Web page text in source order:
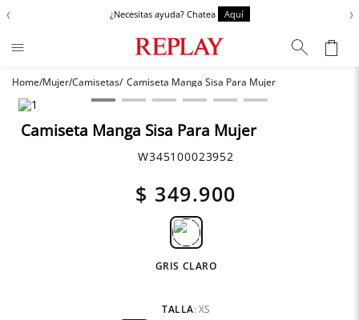
‹ ¿Necesitas ayuda? Chatea Aquí ›
Mujer Camisetas Camiseta Manga Sisa Para Mujer
Camiseta Manga Sisa Para Mujer
W345100023952
$ 349.900
GRIS CLARO
TALLA: XS
Términos más buscados
1.